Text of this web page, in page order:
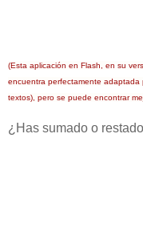
(Esta aplicación en Flash, en su
encuentra perfectamente adaptada
textos), pero se puede encontrar
¿Has sumado o